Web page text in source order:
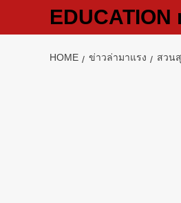
EDUCATION
HOME ข่าวล่ามาแรง สวน